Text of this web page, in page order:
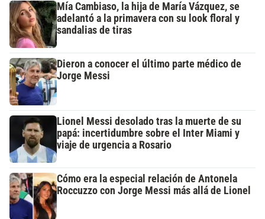
Mía Cambiaso, la hija de María Vázquez, se
adelantó a la primavera con su look floral y
sandalias de tiras
Dieron a conocer el último parte médico de
Jorge Messi
Lionel Messi desolado tras la muerte de su
papá: incertidumbre sobre el Inter Miami y
viaje de urgencia a Rosario
Cómo era la especial relación de Antonela
Roccuzzo con Jorge Messi más allá de Lionel